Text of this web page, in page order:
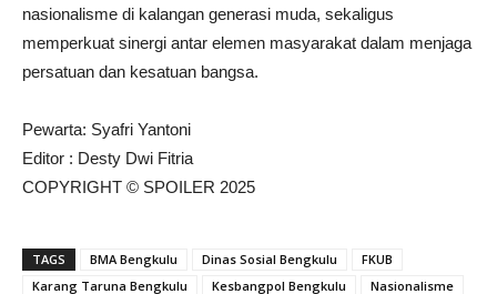
nasionalisme di kalangan generasi muda, sekaligus
memperkuat sinergi antar elemen masyarakat dalam menjaga
persatuan dan kesatuan bangsa.
Pewarta: Syafri Yantoni
Editor : Desty Dwi Fitria
COPYRIGHT © SPOILER 2025
TAGS BMA Bengkulu Dinas Sosial Bengkulu
FKUB
Karang Taruna Bengkulu
Kesbangpol Bengkulu
Nasionalisme